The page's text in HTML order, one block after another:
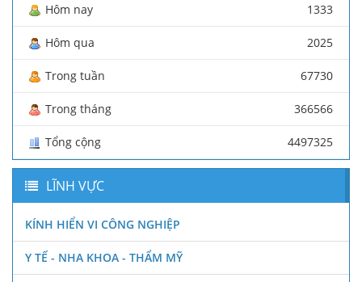
Hôm nay 1333
Hôm qua 2025
Trong tuần 67730
Trong tháng 366566
Tổng cộng 4497325
LĨNH VỰC
KÍNH HIỂN VI CÔNG NGHIỆP
Y TẾ - NHA KHOA - THẨM MỸ